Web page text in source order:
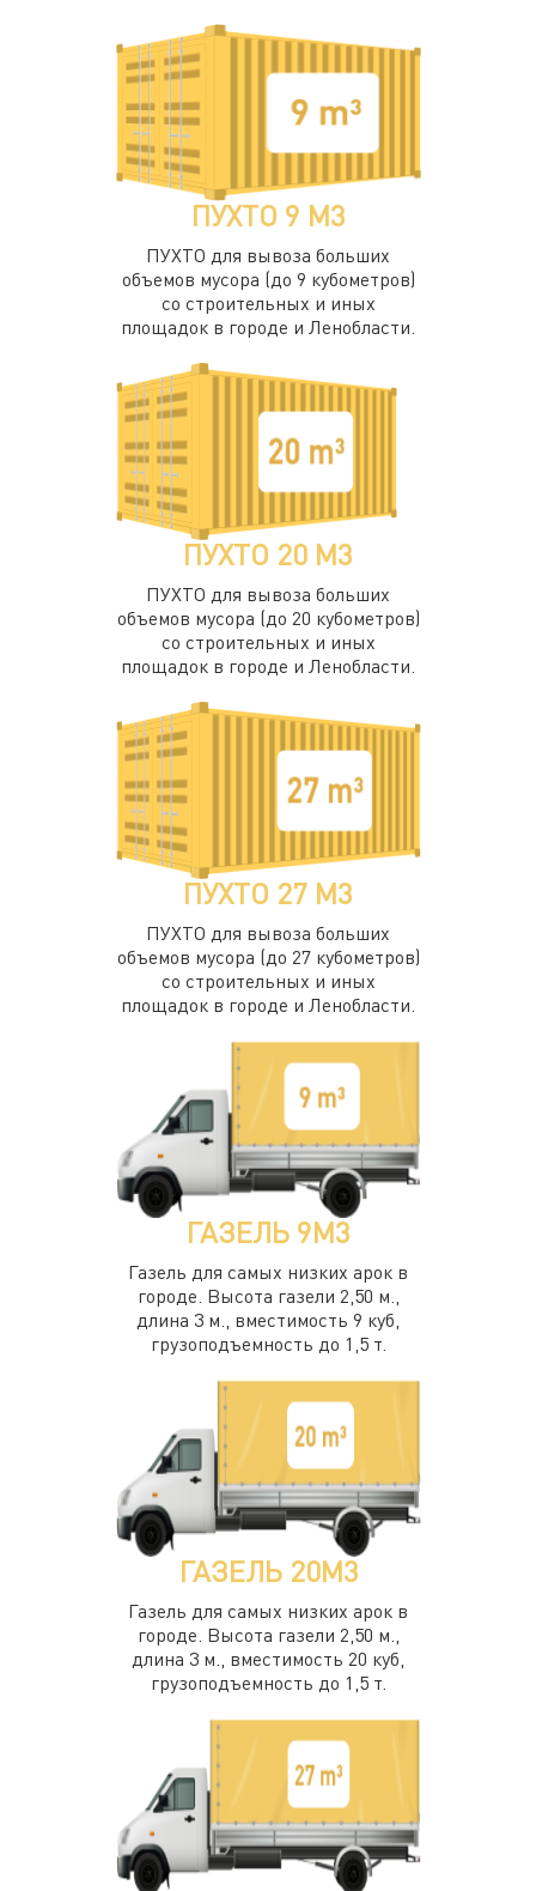
ПУХТО 9 М3
ПУХТО для вывоза больших
объемов мусора (до 9 кубометров)
со строительных и иных
площадок в городе и Ленобласти.
ПУХТО 20 М3
ПУХТО для вывоза больших
объемов мусора (до 20 кубометров)
со строительных и иных
площадок в городе и Ленобласти.
ПУХТО 27 М3
ПУХТО для вывоза больших
объемов мусора (до 27 кубометров)
со строительных и иных
площадок в городе и Ленобласти.
ГАЗЕЛЬ 9М3
Газель для самых низких арок в
городе. Высота газели 2,50 м.,
длина 3 м., вместимость 9 куб,
грузоподъемность до 1,5 т.
ГАЗЕЛЬ 20М3
Газель для самых низких арок в
городе. Высота газели 2,50 м.,
длина 3 м., вместимость 20 куб,
грузоподъемность до 1,5 т.